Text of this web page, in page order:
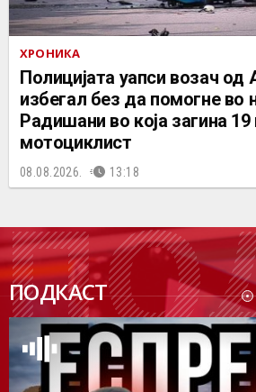
ХРОНИКА
Полицијата уапси возач од
избегал без да помогне во
Радишани во која загина
мотоциклист
08.08.2026. 13:18
ПОДКАСТ